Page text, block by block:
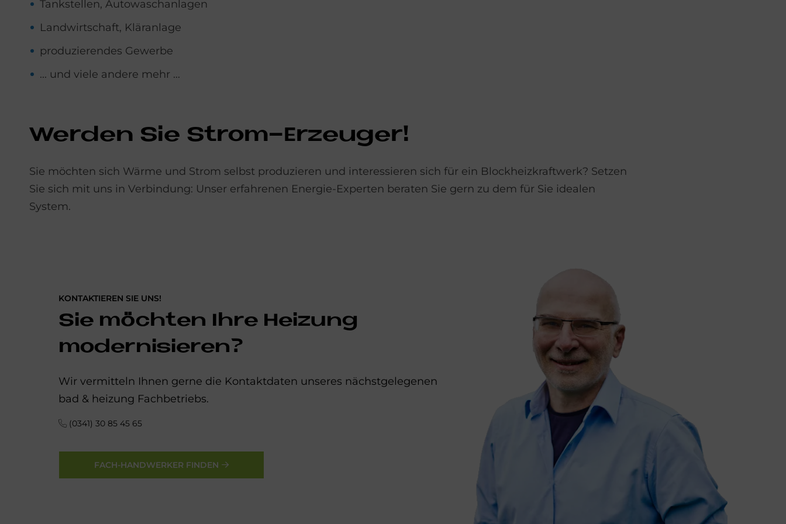
Tankstellen, Autowaschanlagen
Landwirtschaft, Kläranlage
produzierendes Gewerbe
... und viele andere mehr ...
Wer­den Sie Strom-Er­zeu­ger!
Sie möchten sich Wärme und Strom selbst produzieren und interessieren sich für ein Blockheizkraftwerk? Setzen
Sie sich mit uns in Verbindung: Unser erfahrenen Energie-Experten beraten Sie gern zu dem für Sie idealen
System.
KONTAKTIEREN SIE UNS!
Sie möchten Ihre Heizung
modernisieren?
Wir vermitteln Ihnen gerne die Kontaktdaten unseres nächstgelegenen
bad & heizung Fachbetriebs.
(0341) 30 85 45 65
FACH-HANDWERKER FINDEN